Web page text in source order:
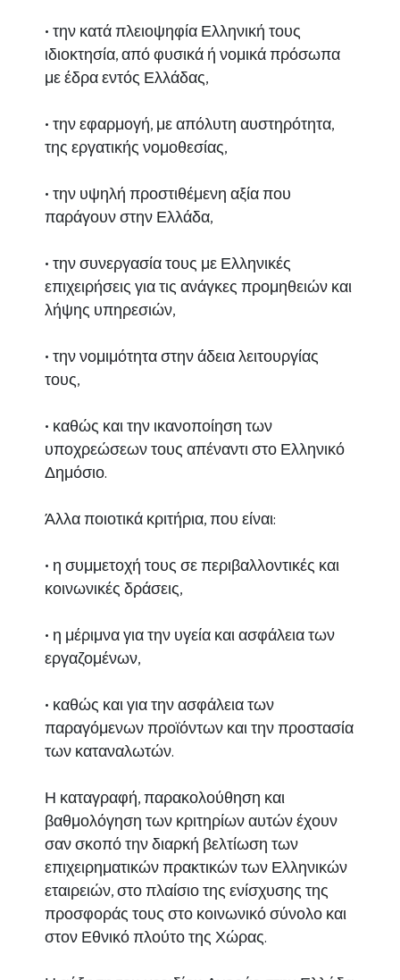
• την κατά πλειοψηφία Ελληνική τους
ιδιοκτησία, από φυσικά ή νομικά πρόσωπα
με έδρα εντός Ελλάδας,
• την εφαρμογή, με απόλυτη αυστηρότητα,
της εργατικής νομοθεσίας,
• την υψηλή προστιθέμενη αξία που
παράγουν στην Ελλάδα,
• την συνεργασία τους με Ελληνικές
επιχειρήσεις για τις ανάγκες προμηθειών και
λήψης υπηρεσιών,
• την νομιμότητα στην άδεια λειτουργίας
τους,
• καθώς και την ικανοποίηση των
υποχρεώσεων τους απέναντι στο Ελληνικό
Δημόσιο.
Άλλα ποιοτικά κριτήρια, που είναι:
• η συμμετοχή τους σε περιβαλλοντικές και
κοινωνικές δράσεις,
• η μέριμνα για την υγεία και ασφάλεια των
εργαζομένων,
• καθώς και για την ασφάλεια των
παραγόμενων προϊόντων και την προστασία
των καταναλωτών.
Η καταγραφή, παρακολούθηση και
βαθμολόγηση των κριτηρίων αυτών έχουν
σαν σκοπό την διαρκή βελτίωση των
επιχειρηματικών πρακτικών των Ελληνικών
εταιρειών, στο πλαίσιο της ενίσχυσης της
προσφοράς τους στο κοινωνικό σύνολο και
στον Εθνικό πλούτο της Χώρας.